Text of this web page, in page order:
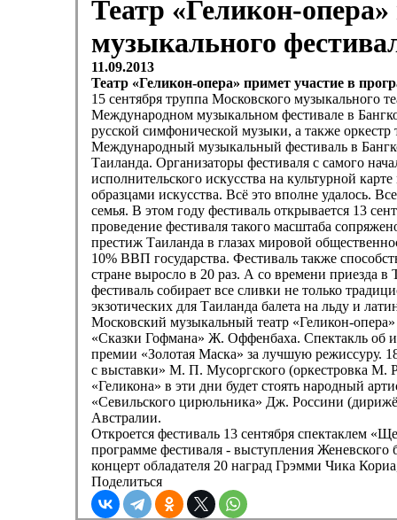
Театр «Геликон-
музыкального
11.09.2013
Театр «Геликон-опера» примет участие в
15 сентября труппа Московского музыкального
Международном музыкальном фестивале в
русской симфонической музыки, а также
Международный музыкальный фестиваль в
Таиланда. Организаторы фестиваля с самого
исполнительского искусства на культурной
образцами искусства. Всё это вполне удалось.
семья. В этом году фестиваль открывается 13
проведение фестиваля такого масштаба
престиж Таиланда в глазах мировой
10% ВВП государства. Фестиваль также
стране выросло в 20 раз. А со времени приезда
фестиваль собирает все сливки не только
экзотических для Таиланда балета на льду и
Московский музыкальный театр «Геликон-
«Сказки Гофмана» Ж. Оффенбаха. Спектакль об
премии «Золотая Маска» за лучшую режиссуру.
с выставки» М. П. Мусоргского (оркестровка М.
«Геликона» в эти дни будет стоять народный
«Севильского цирюльника» Дж. Россини
Австралии.
Откроется фестиваль 13 сентября спектаклем
программе фестиваля - выступления
концерт обладателя 20 наград Грэмми Чика
Поделиться